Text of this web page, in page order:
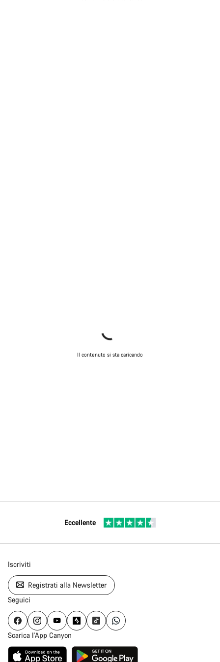
Il contenuto si sta caricando
Eccellente
Iscriviti
Registrati alla Newsletter
Seguici
Scarica l'App Canyon